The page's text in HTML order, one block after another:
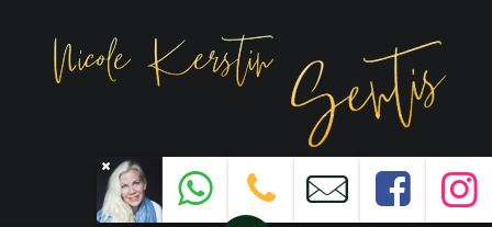
© 2026 nima-homes.com